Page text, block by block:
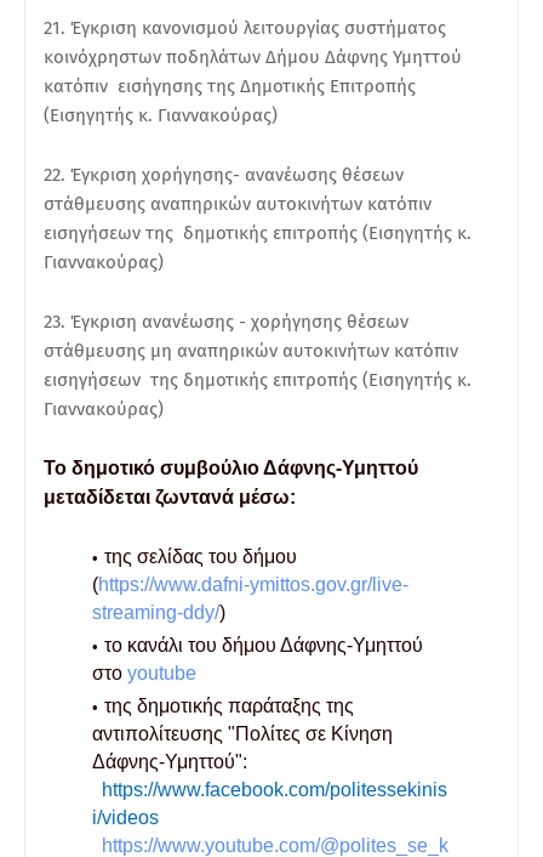
21. Έγκριση κανονισμού λειτουργίας συστήματος
κοινόχρηστων ποδηλάτων Δήμου Δάφνης Υμηττού
κατόπιν εισήγησης της Δημοτικής Επιτροπής
(Εισηγητής κ. Γιαννακούρας)
22. Έγκριση χορήγησης- ανανέωσης θέσεων
στάθμευσης αναπηρικών αυτοκινήτων κατόπιν
εισηγήσεων της δημοτικής επιτροπής (Εισηγητής κ.
Γιαννακούρας)
23. Έγκριση ανανέωσης - χορήγησης θέσεων
στάθμευσης μη αναπηρικών αυτοκινήτων κατόπιν
εισηγήσεων της δημοτικής επιτροπής (Εισηγητής κ.
Γιαννακούρας)
Το δημοτικό συμβούλιο Δάφνης-Υμηττού
μεταδίδεται ζωντανά μέσω:
της σελίδας του δήμου
(https://www.dafni-ymittos.gov.gr/live-
streaming-ddy/)
το κανάλι του δήμου Δάφνης-Υμηττού
στο youtube
της δημοτικής παράταξης της
αντιπολίτευσης "Πολίτες σε Κίνηση
Δάφνης-Υμηττού":
https://www.facebook.com/politessekinis
i/videos
https://www.youtube.com/@polites_se_k